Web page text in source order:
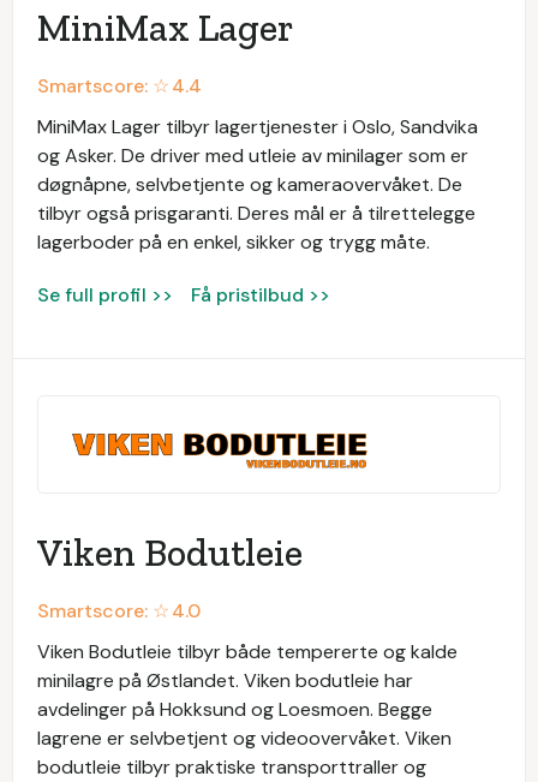
MiniMax Lager
Smartscore: ☆4.4
MiniMax Lager tilbyr lagertjenester i Oslo, Sandvika
og Asker. De driver med utleie av minilager som er
døgnåpne, selvbetjente og kameraovervåket. De
tilbyr også prisgaranti. Deres mål er å tilrettelegge
lagerboder på en enkel, sikker og trygg måte.
Se full profil >> Få pristilbud >>
Viken Bodutleie
Smartscore: ☆4.0
Viken Bodutleie tilbyr både tempererte og kalde
minilagre på Østlandet. Viken bodutleie har
avdelinger på Hokksund og Loesmoen. Begge
lagrene er selvbetjent og videoovervåket. Viken
bodutleie tilbyr praktiske transporttraller og